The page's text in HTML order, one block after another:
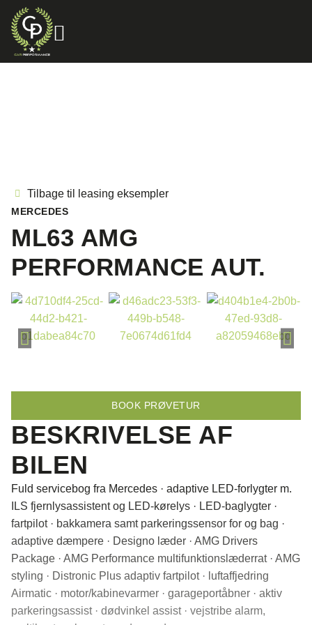
Tilbage til leasing eksempler
MERCEDES
ML63 AMG
PERFORMANCE AUT.
BOOK PRØVETUR
BESKRIVELSE AF
BILEN
Fuld servicebog fra Mercedes · adaptive LED-forlygter m.
ILS fjernlysassistent og LED-kørelys · LED-baglygter ·
fartpilot · bakkamera samt parkeringssensor for og bag ·
adaptive dæmpere · Designo læder · AMG Drivers
Package · AMG Performance multifunktionslæderrat · AMG
styling · Distronic Plus adaptiv fartpilot · luftaffjedring
Airmatic · motor/kabinevarmer · garageportåbner · aktiv
parkeringsassist · dødvinkel assist · vejstribe alarm,